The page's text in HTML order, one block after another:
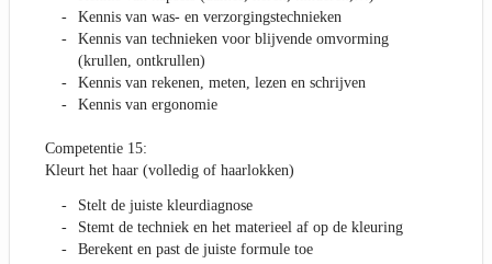
Kennis van was- en verzorgingstechnieken
Kennis van technieken voor blijvende omvorming
(krullen, ontkrullen)
Kennis van rekenen, meten, lezen en schrijven
Kennis van ergonomie
Competentie 15:
Kleurt het haar (volledig of haarlokken)
Stelt de juiste kleurdiagnose
Stemt de techniek en het materieel af op de kleuring
Berekent en past de juiste formule toe